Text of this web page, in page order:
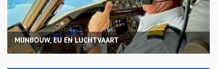
MIJNBOUW, EU EN LUCHTVAART